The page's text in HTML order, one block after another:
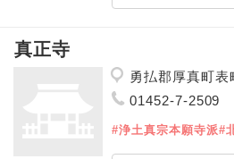
真正寺
勇払郡厚真町表
01452-7-2509
#浄土真宗本願寺派#